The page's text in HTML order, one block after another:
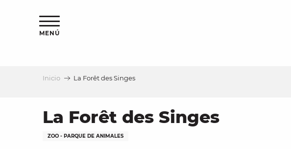
MENÚ
Inicio La Forêt des Singes
La Forêt des Singes
ZOO - PARQUE DE ANIMALES